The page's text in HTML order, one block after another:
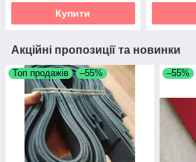
Купити
Акційні пропозиції та новинки
Топ продажів –55% –55%